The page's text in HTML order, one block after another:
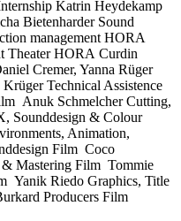
Katrin Heydekamp
Bietenharder Sound
management HORA
Theater HORA Curdin
Cremer, Yanna Rüger
KrügerTechnical Assistence
Anuk SchmelcherCutting,
Sounddesign & Colour
Animation,
Film Coco
Mastering Film Tommie
Yanik Riedo Graphics, Title
Producers Film